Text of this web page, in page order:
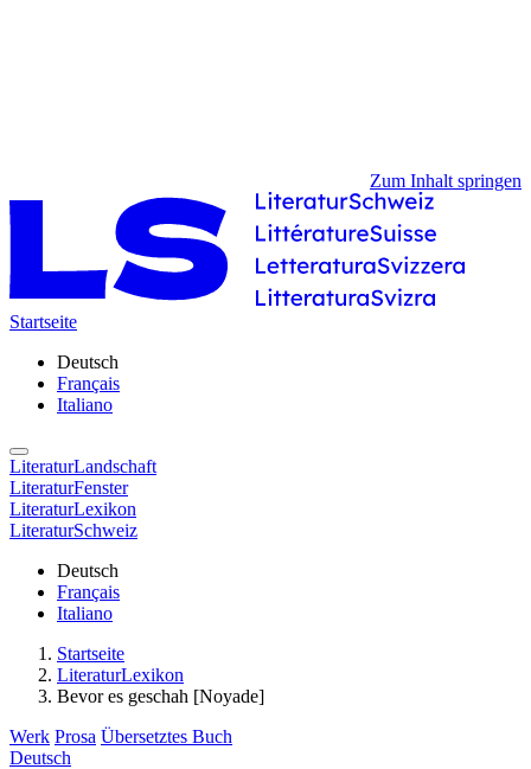
Zum Inhalt springen
Startseite
Deutsch
Français
Italiano
LiteraturLandschaft
LiteraturFenster
LiteraturLexikon
LiteraturSchweiz
Deutsch
Français
Italiano
Startseite
LiteraturLexikon
Bevor es geschah [Noyade]
Werk Prosa Übersetztes Buch
Deutsch